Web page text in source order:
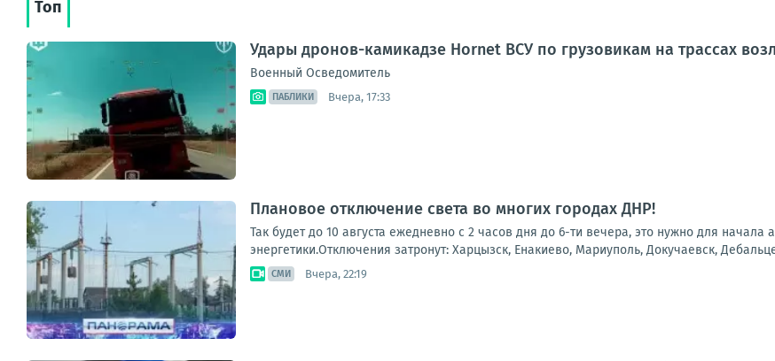
Топ
Удары дронов-камикадзе Hornet ВСУ по грузовикам на трассах
Военный Осведомитель
ПАБЛИКИ Вчера, 17:33
Плановое отключение света во многих городах ДНР!
Так будет до 10 августа ежедневно с 2 часов дня до 6-ти вечера, это нужно для начала
энергетики.Отключения затронут: Харцызск, Енакиево, Мариуполь, Докучаевск,
СМИ Вчера, 22:19